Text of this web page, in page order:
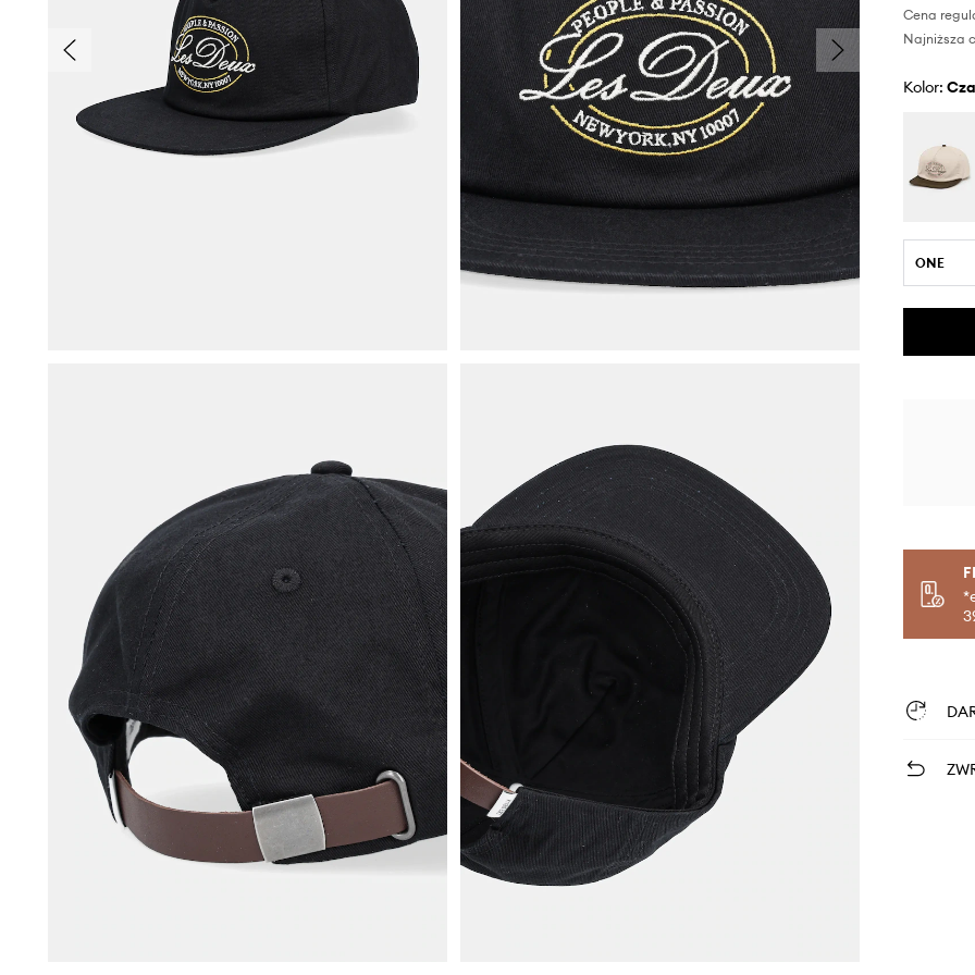
Cena
Najniższa
Kolor:
ONE